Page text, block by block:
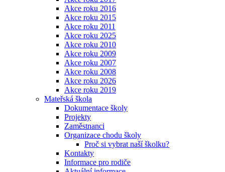
Akce roku 2016
Akce roku 2015
Akce roku 2011
Akce roku 2025
Akce roku 2010
Akce roku 2009
Akce roku 2007
Akce roku 2008
Akce roku 2026
Akce roku 2019
Mateřská škola
Dokumentace školy
Projekty
Zaměstnanci
Organizace chodu školy
Proč si vybrat naší školku?
Kontakty
Informace pro rodiče